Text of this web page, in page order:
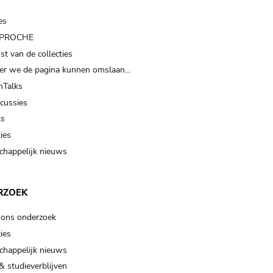
van de collecties
we de pagina kunnen omslaan…
nieuws
onderzoek
nieuws
studieverblijven